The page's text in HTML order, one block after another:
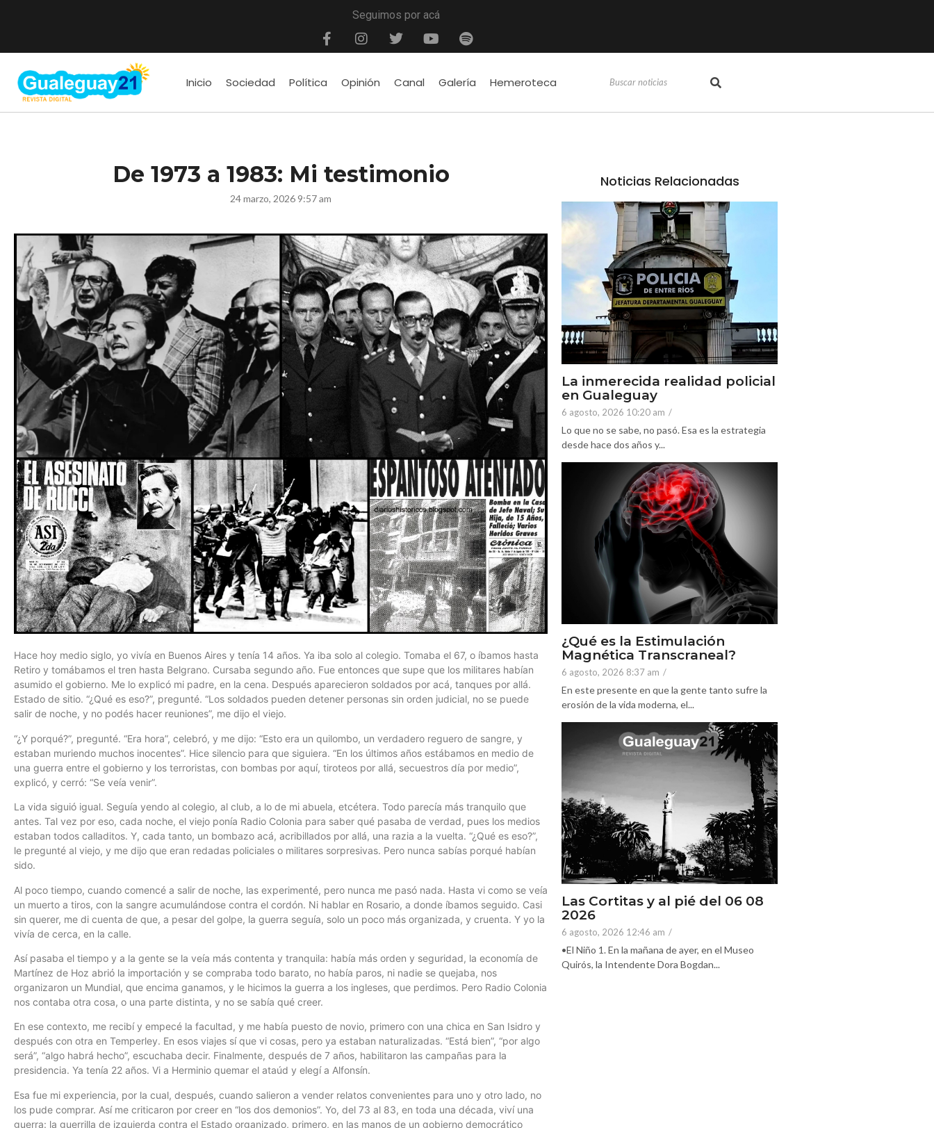
Seguimos por acá
Inicio Sociedad Política Opinión Canal Galería Hemeroteca
De 1973 a 1983: Mi testimonio
24 marzo, 2026 9:57 am
Hace hoy medio siglo, yo vivía en Buenos Aires y tenía 14 años. Ya iba solo al colegio. Tomaba el 67, o íbamos hasta
Retiro y tomábamos el tren hasta Belgrano. Cursaba segundo año. Fue entonces que supe que los militares habían
asumido el gobierno. Me lo explicó mi padre, en la cena. Después aparecieron soldados por acá, tanques por allá.
Estado de sitio. “¿Qué es eso?”, pregunté. “Los soldados pueden detener personas sin orden judicial, no se puede
salir de noche, y no podés hacer reuniones”, me dijo el viejo.
“¿Y porqué?”, pregunté. “Era hora”, celebró, y me dijo: “Esto era un quilombo, un verdadero reguero de sangre, y
estaban muriendo muchos inocentes”. Hice silencio para que siguiera. “En los últimos años estábamos en medio de
una guerra entre el gobierno y los terroristas, con bombas por aquí, tiroteos por allá, secuestros día por medio”,
explicó, y cerró: “Se veía venir”.
La vida siguió igual. Seguía yendo al colegio, al club, a lo de mi abuela, etcétera. Todo parecía más tranquilo que
antes. Tal vez por eso, cada noche, el viejo ponía Radio Colonia para saber qué pasaba de verdad, pues los medios
estaban todos calladitos. Y, cada tanto, un bombazo acá, acribillados por allá, una razia a la vuelta. “¿Qué es eso?”,
le pregunté al viejo, y me dijo que eran redadas policiales o militares sorpresivas. Pero nunca sabías porqué habían
sido.
Al poco tiempo, cuando comencé a salir de noche, las experimenté, pero nunca me pasó nada. Hasta vi como se veía
un muerto a tiros, con la sangre acumulándose contra el cordón. Ni hablar en Rosario, a donde íbamos seguido. Casi
sin querer, me di cuenta de que, a pesar del golpe, la guerra seguía, solo un poco más organizada, y cruenta. Y yo la
vivía de cerca, en la calle.
Así pasaba el tiempo y a la gente se la veía más contenta y tranquila: había más orden y seguridad, la economía de
Martínez de Hoz abrió la importación y se compraba todo barato, no había paros, ni nadie se quejaba, nos
organizaron un Mundial, que encima ganamos, y le hicimos la guerra a los ingleses, que perdimos. Pero Radio Colonia
nos contaba otra cosa, o una parte distinta, y no se sabía qué creer.
En ese contexto, me recibí y empecé la facultad, y me había puesto de novio, primero con una chica en San Isidro y
después con otra en Temperley. En esos viajes sí que vi cosas, pero ya estaban naturalizadas. “Está bien”, “por algo
será”, “algo habrá hecho”, escuchaba decir. Finalmente, después de 7 años, habilitaron las campañas para la
presidencia. Ya tenía 22 años. Vi a Herminio quemar el ataúd y elegí a Alfonsín.
Esa fue mi experiencia, por la cual, después, cuando salieron a vender relatos convenientes para uno y otro lado, no
los pude comprar. Así me criticaron por creer en “los dos demonios”. Yo, del 73 al 83, en toda una década, viví una
guerra: la guerrilla de izquierda contra el Estado organizado, primero, en las manos de un gobierno democrático
Noticias Relacionadas
La inmerecida realidad policial
en Gualeguay
6 agosto, 2026 10:20 am /
Lo que no se sabe, no pasó. Esa es la estrategia
desde hace dos años y...
¿Qué es la Estimulación
Magnética Transcraneal?
6 agosto, 2026 8:37 am /
En este presente en que la gente tanto sufre la
erosión de la vida moderna, el...
Las Cortitas y al pié del 06 08
2026
6 agosto, 2026 12:46 am /
•El Niño 1. En la mañana de ayer, en el Museo
Quirós, la Intendente Dora Bogdan...